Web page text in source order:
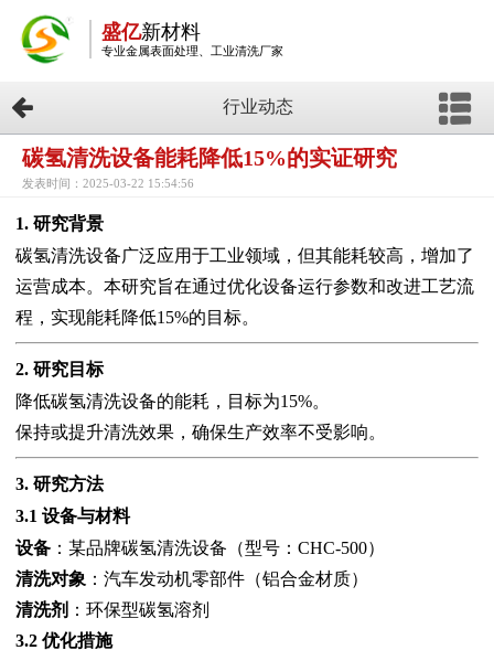
盛亿新材料
专业金属表面处理、工业清洗厂家
行业动态
碳氢清洗设备能耗降低15%的实证研究
发表时间：2025-03-22 15:54:56
1. 研究背景
碳氢清洗设备广泛应用于工业领域，但其能耗较高，增加了
运营成本。本研究旨在通过优化设备运行参数和改进工艺流
程，实现能耗降低15%的目标。
2. 研究目标
降低碳氢清洗设备的能耗，目标为15%。
保持或提升清洗效果，确保生产效率不受影响。
3. 研究方法
3.1 设备与材料
设备 ：某品牌碳氢清洗设备（型号：CHC-500）
清洗对象 ：汽车发动机零部件（铝合金材质）
清洗剂 ：环保型碳氢溶剂
3.2 优化措施